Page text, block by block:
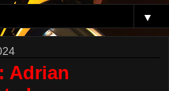
▼
Adrian